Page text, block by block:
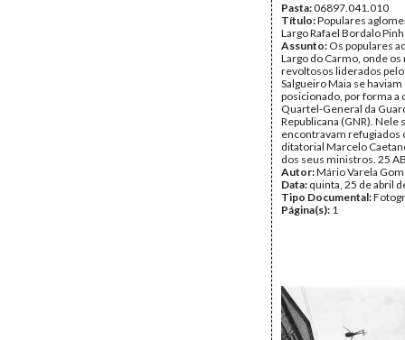
Pasta:06897.041.010
Título:Populares
Largo Rafael Bordalo
Assunto: Os populares
Largo do Carmo, onde
revoltosos liderados pelo
Salgueiro Maia se haviam
posicionado, por forma a
Quartel-General da
Republicana (GNR). Nele
encontravam refugiados
ditatorial Marcelo
dos seus ministros. 25
Autor:Mário Varela
Data: quinta, 25 de abril
Tipo Documental:
Página(s): 1